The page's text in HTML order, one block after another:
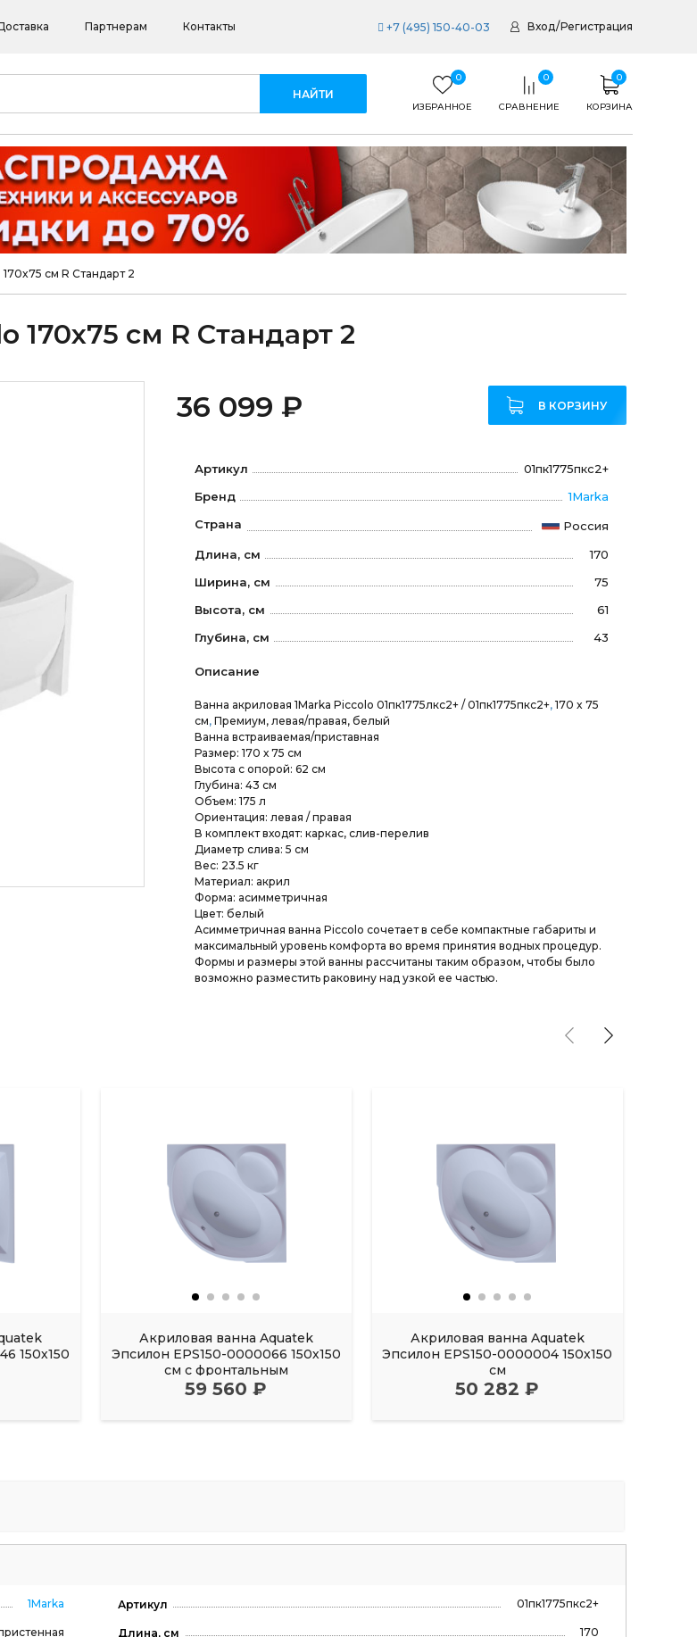
Партнерам Контакты +7 (495) 150-40-03 Вход/Регистрация
0
ИЗБРАННОЕ
0
СРАВНЕНИЕ
0
КОРЗИНА
см R Стандарт 2
170x75 см R Стандарт 2
36 099 ₽ В КОРЗИНУ
Артикул
01пк1775пкс2+
Бренд
1Marka
Страна
Россия
Длина, см
170
Ширина, см
75
Высота, см
61
Глубина, см
43
Описание
Ванна акриловая 1Marka Piccolo 01пк1775лкс2+ / 01пк1775пкс2+,170 x 75
см,Премиум, левая/правая, белый
Ванна встраиваемая/приставная
Размер: 170 х 75 см
Высота с опорой: 62 см
Глубина: 43 см
Объем: 175 л
Ориентация: левая / правая
В комплект входят: каркас, слив-перелив
Диаметр слива: 5 см
Вес: 23.5 кг
Материал: акрил
Форма: асимметричная
Цвет: белый
Асимметричная ванна Piccolo сочетает в себе компактные габариты и
максимальный уровень комфорта во время принятия водных процедур.
Формы и размеры этой ванны рассчитаны таким образом, чтобы было
возможно разместить раковину над узкой ее частью.
150х150
Акриловая ванна Aquatek
Эпсилон EPS150-0000066 150х150
см с фронтальным
59 560 ₽
Акриловая ванна Aquatek
Эпсилон EPS150-0000004 150х150
см
50 282 ₽
1Marka Артикул 01пк1775пкс2+
Длина, см 170